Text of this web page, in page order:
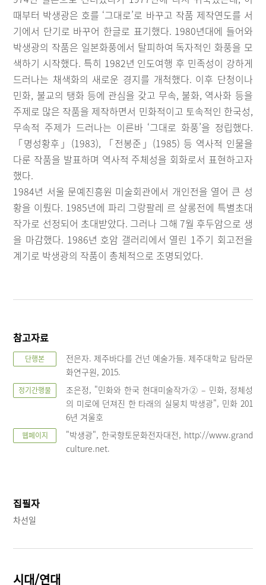
때부터 박생광은 호를 ‘그대로’로 바꾸고 작품 제작연도를 서
기에서 단기로 바꾸어 한글로 표기했다. 1980년대에 들어와
박생광의 작품은 일본화풍에서 탈피하여 독자적인 화풍을 모
색하기 시작했다. 특히 1982년 인도여행 후 민족성이 강하게
드러나는 채색화의 새로운 경지를 개척했다. 이후 단청이나
민화, 불교의 탱화 등에 관심을 갖고 무속, 불화, 역사화 등을
주제로 많은 작품을 제작하면서 민화적이고 토속적인 한국성,
무속적 주제가 드러나는 이른바 ‘그대로 화풍’을 정립했다.
「명성황후」(1983), 「전봉준」(1985) 등 역사적 인물을
다룬 작품을 발표하며 역사적 주체성을 회화로서 표현하고자
했다.
1984년 서울 문예진흥원 미술회관에서 개인전을 열어 큰 성
황을 이뤘다. 1985년에 파리 그랑팔레 르 살롱전에 특별초대
작가로 선정되어 초대받았다. 그러나 그해 7월 후두암으로 생
을 마감했다. 1986년 호암 갤러리에서 열린 1주기 회고전을
계기로 박생광의 작품이 총체적으로 조명되었다.
참고자료
단행본
전은자. 제주바다를 건넌 예술가들. 제주대학교 탐라문
화연구원, 2015.
정기간행물
조은정, "민화와 한국 현대미술작가② – 민화, 정체성
의 미로에 던져진 한 타래의 실뭉치 박생광", 민화 201
6년 겨울호
웹페이지
"박생광", 한국향토문화전자대전, http://www.grand
culture.net.
집필자
차선일
시대/연대